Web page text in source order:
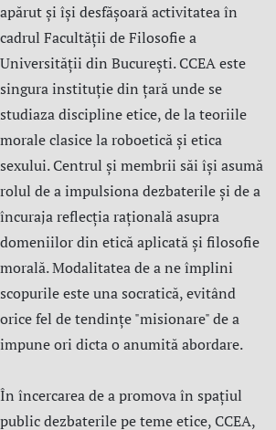
apărut și își desfășoară activitatea în
cadrul Facultății de Filosofie a
Universității din București. CCEA este
singura instituție din țară unde se
studiaza discipline etice, de la teoriile
morale clasice la roboetică și etica
sexului. Centrul şi membrii săi îşi asumă
rolul de a impulsiona dezbaterile și de a
încuraja reflecția rațională asupra
domeniilor din etică aplicată şi filosofie
morală. Modalitatea de a ne împlini
scopurile este una socratică, evitând
orice fel de tendințe "misionare" de a
impune ori dicta o anumită abordare.
În încercarea de a promova în spațiul
public dezbaterile pe teme etice, CCEA,